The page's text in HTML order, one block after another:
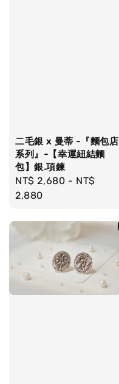
二毛銀 x 曼蒂 -『麵包店
系列』-【幸運紐結麵
包】銀.項鍊
Regular
price
NT$ 2,680 - NT$
2,880